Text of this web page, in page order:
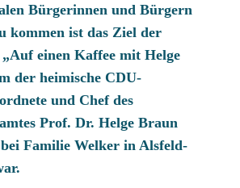
Bürgerinnen und Bürgern
kommen ist das Ziel der
einen Kaffee mit Helge
der heimische CDU-
und Chef des
Prof. Dr. Helge Braun
Familie Welker in Alsfeld-